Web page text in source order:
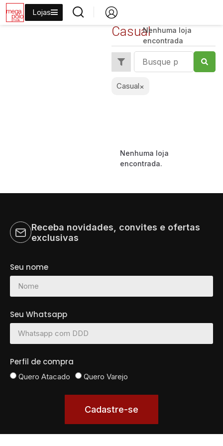
Lojas
CasualNenhuma loja
encontrada
Casual×
Nenhuma loja
encontrada.
Receba novidades, convites e ofertas
exclusivas
Seu nome
Seu Whatsapp
Perfil de compra
Quero Atacado Quero Varejo
Cadastre-se